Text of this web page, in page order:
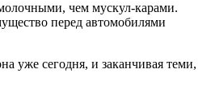
чем мускул-карами.
перед автомобилями
уже сегодня, и заканчивая теми,